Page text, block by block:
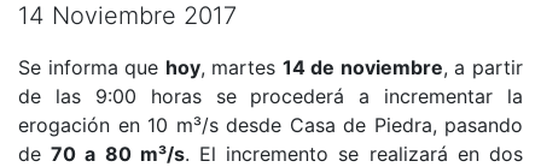
14 Noviembre 2017
Se informa que hoy, martes 14 de noviembre, a partir
de las 9:00 horas se procederá a incrementar la
erogación en 10 m³/s desde Casa de Piedra, pasando
de70 a 80 m³/s. El incremento se realizará en dos